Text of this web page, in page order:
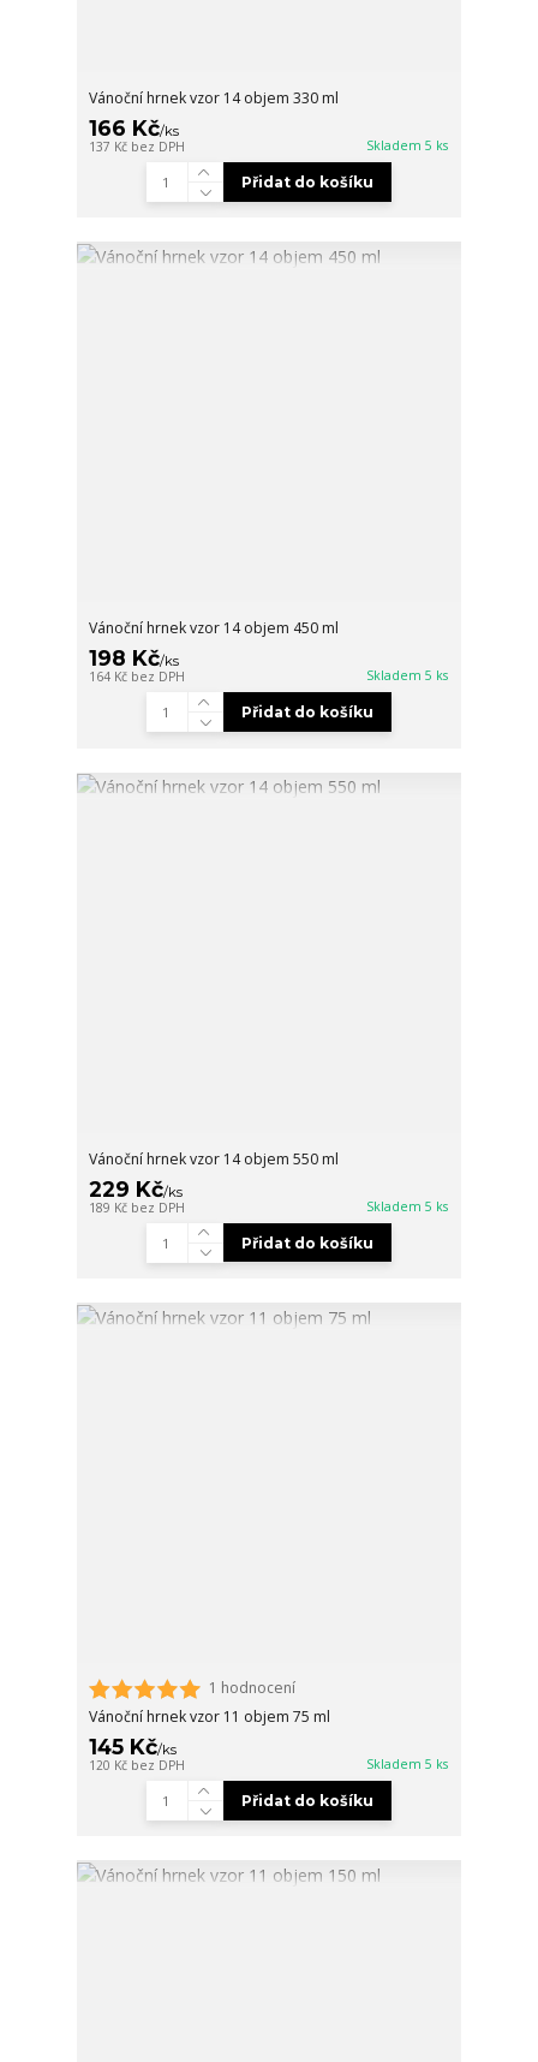
Vánoční hrnek vzor 14 objem 330 ml
166 Kč/ks
137 Kč bez DPH Skladem 5 ks
Přidat do košíku
Vánoční hrnek vzor 14 objem 450 ml
198 Kč/ks
164 Kč bez DPH Skladem 5 ks
Přidat do košíku
Vánoční hrnek vzor 14 objem 550 ml
229 Kč/ks
189 Kč bez DPH Skladem 5 ks
Přidat do košíku
1 hodnocení
Vánoční hrnek vzor 11 objem 75 ml
145 Kč/ks
120 Kč bez DPH Skladem 5 ks
Přidat do košíku